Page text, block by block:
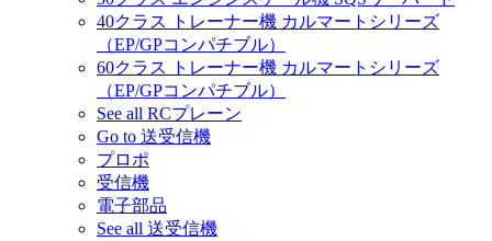
40クラス トレーナー機 カルマートシリーズ
（EP/GPコンパチブル）
60クラス トレーナー機 カルマートシリーズ
（EP/GPコンパチブル）
See all RCプレーン
Go to 送受信機
プロポ
受信機
電子部品
See all 送受信機